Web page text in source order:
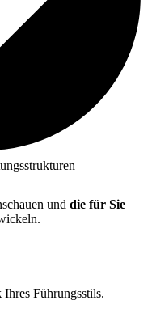
und die für Sie
Ihres Führungsstils.